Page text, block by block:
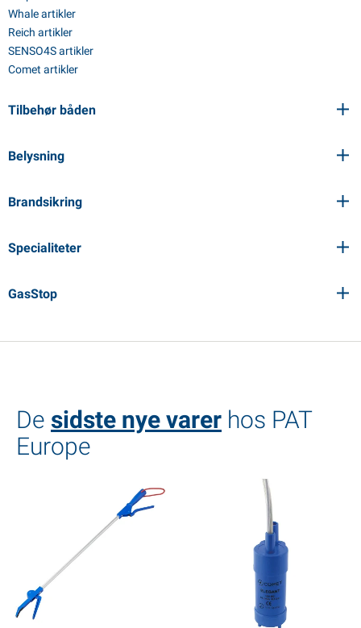
Whale artikler
Reich artikler
SENSO4S artikler
Comet artikler
Tilbehør båden
Belysning
Brandsikring
Specialiteter
GasStop
De sidste nye varer hos PAT
Europe